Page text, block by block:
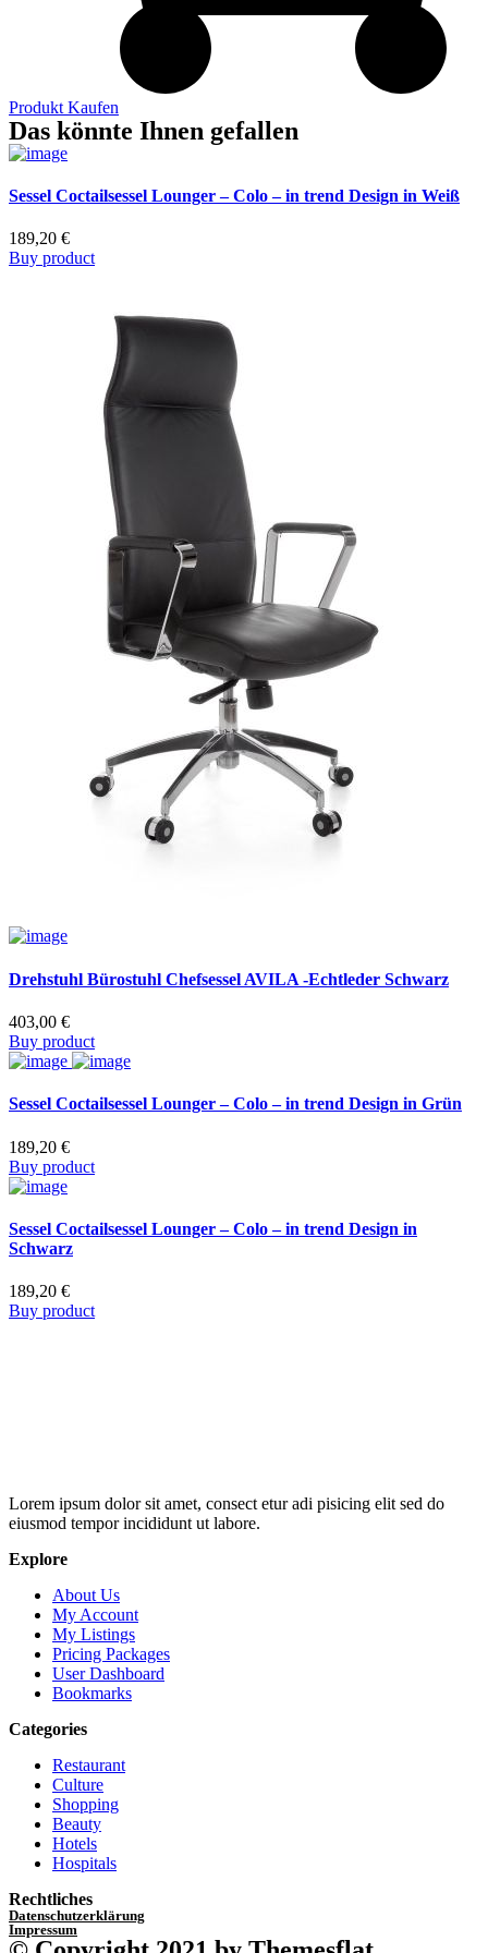
Produkt Kaufen
Das könnte Ihnen gefallen
Sessel Coctailsessel Lounger – Colo – in trend Design in Weiß
189,20 €
Buy product
Drehstuhl Bürostuhl Chefsessel AVILA -Echtleder Schwarz
403,00 €
Buy product
Sessel Coctailsessel Lounger – Colo – in trend Design in Grün
189,20 €
Buy product
Sessel Coctailsessel Lounger – Colo – in trend Design in
Schwarz
189,20 €
Buy product
Lorem ipsum dolor sit amet, consect etur adi pisicing elit sed do
eiusmod tempor incididunt ut labore.
Explore
About Us
My Account
My Listings
Pricing Packages
User Dashboard
Bookmarks
Categories
Restaurant
Culture
Shopping
Beauty
Hotels
Hospitals
Rechtliches
Datenschutzerklärung
Impressum